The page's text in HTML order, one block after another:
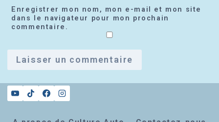
Enregistrer mon nom, mon e-mail et mon site
dans le navigateur pour mon prochain
commentaire.